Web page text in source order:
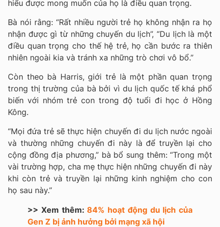
hiểu được mong muốn của họ là điều quan trọng.
Bà nói rằng: “Rất nhiều người trẻ họ không nhận ra họ
nhận được gì từ những chuyến du lịch”, “Du lịch là một
điều quan trọng cho thế hệ trẻ, họ cần bước ra thiên
nhiên ngoài kia và tránh xa những trò chơi vô bổ.”
Còn theo bà Harris, giới trẻ là một phần quan trọng
trong thị trường của bà bởi vì du lịch quốc tế khá phổ
biến với nhóm trẻ con trong độ tuổi đi học ở Hồng
Kông.
“Mọi đứa trẻ sẽ thực hiện chuyến đi du lịch nước ngoài
và thường những chuyến đi này là để truyền lại cho
cộng đồng địa phương,” bà bổ sung thêm: “Trong một
vài trường hợp, cha mẹ thực hiện những chuyến đi này
khi còn trẻ và truyền lại những kinh nghiệm cho con
họ sau này.”
>> Xem thêm:84% hoạt động du lịch của
Gen Z bị ảnh hưởng bởi mạng xã hội